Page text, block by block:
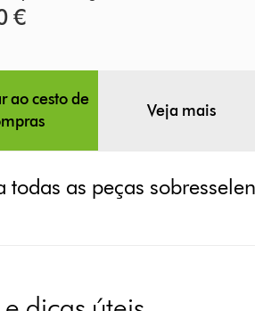
€
ao cesto de
Veja mais
todas as peças